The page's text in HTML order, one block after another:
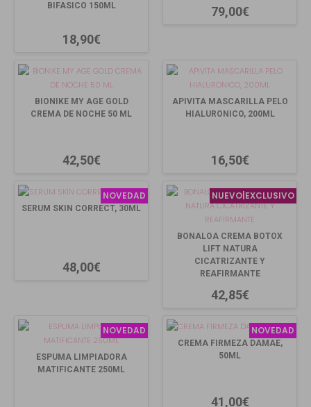
BIFASICO 150ML
18,90€
79,00€
BIONIKE MY AGE GOLD
CREMA DE NOCHE 50 ML
42,50€
APIVITA MASCARILLA PELO
HIALURONICO, 200ML
16,50€
NOVEDAD
SERUM SKIN CORRECT, 30ML
48,00€
NUEVO|EXCLUSIVO
BONALOA CREMA BOTOX
LIFT NATURA
CICATRIZANTE Y
REAFIRMANTE
42,85€
NOVEDAD
ESPUMA LIMPIADORA
MATIFICANTE 250ML
NOVEDAD
CREMA FIRMEZA DAMAE,
50ML
41,00€